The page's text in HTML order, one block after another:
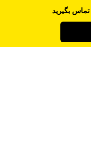
تماس بگیرید